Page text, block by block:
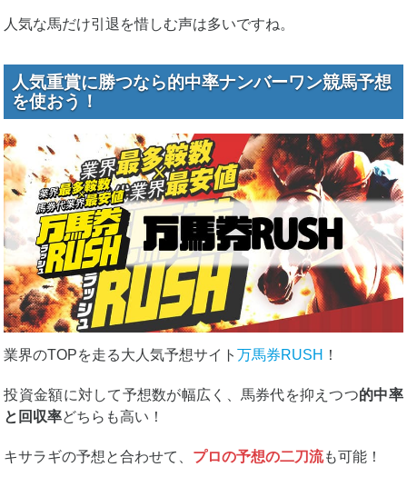
人気な馬だけ引退を惜しむ声は多いですね。
人気重賞に勝つなら的中率ナンバーワン競馬予想
を使おう！
業界のTOPを走る大人気予想サイト万馬券RUSH ！
投資金額に対して予想数が幅広く、馬券代を抑えつつ的中率
と回収率どちらも高い！
キサラギの予想と合わせて、 プロの予想の二刀流も可能！